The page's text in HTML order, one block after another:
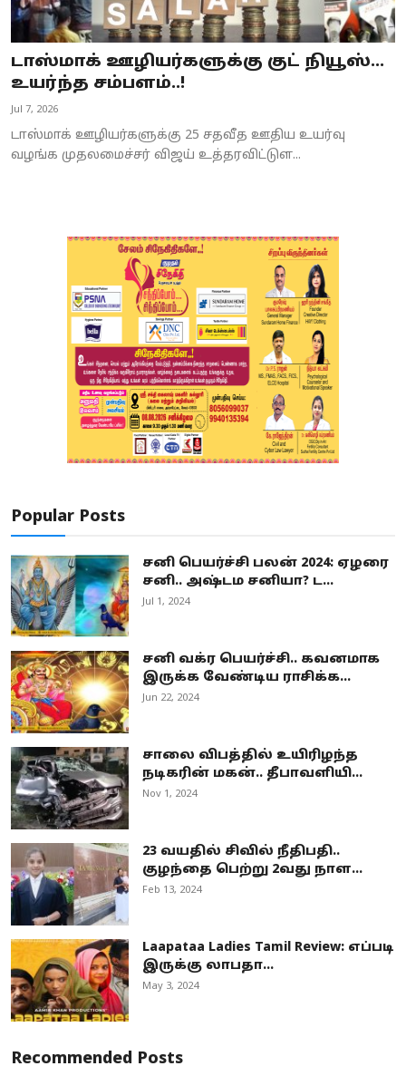
World
Astrology
Spirituality
Weather
டாஸ்மாக் ஊழியர்களுக்கு குட் நியூஸ்…
உயர்ந்த சம்பளம்..!
Jul 7, 2026
டாஸ்மாக் ஊழியர்களுக்கு 25 சதவீத ஊதிய உயர்வு
வழங்க முதலமைச்சர் விஜய் உத்தரவிட்டுள...
Popular Posts
சனி பெயர்ச்சி பலன் 2024: ஏழரை
சனி.. அஷ்டம சனியா? ட...
Jul 1, 2024
சனி வக்ர பெயர்ச்சி.. கவனமாக
இருக்க வேண்டிய ராசிக்க...
Jun 22, 2024
சாலை விபத்தில் உயிரிழந்த
நடிகரின் மகன்.. தீபாவளியி...
Nov 1, 2024
23 வயதில் சிவில் நீதிபதி..
குழந்தை பெற்று 2வது நாள...
Feb 13, 2024
Laapataa Ladies Tamil Review: எப்படி
இருக்கு லாபதா...
May 3, 2024
Recommended Posts